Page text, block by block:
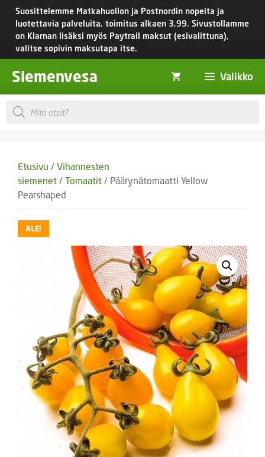
Siirry
sisältöön
Suosittelemme Matkahuollon ja Postnordin nopeita ja
luotettavia palveluita, toimitus alkaen 3,99. Sivustollamme
on Klarnan lisäksi myös Paytrail maksut (esivalittuna),
valitse sopivin maksutapa itse.
Siemenvesa Valikko
Products
search
Etusivu / Vihannesten
siemenet / Tomaatit / Päärynätomaatti Yellow
Pearshaped
ALE!